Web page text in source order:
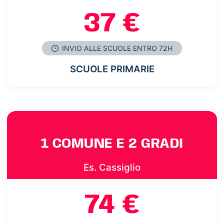
37 €
INVIO ALLE SCUOLE ENTRO 72H
SCUOLE PRIMARIE
1 COMUNE E 2 GRADI
Es. Cassiglio
74 €